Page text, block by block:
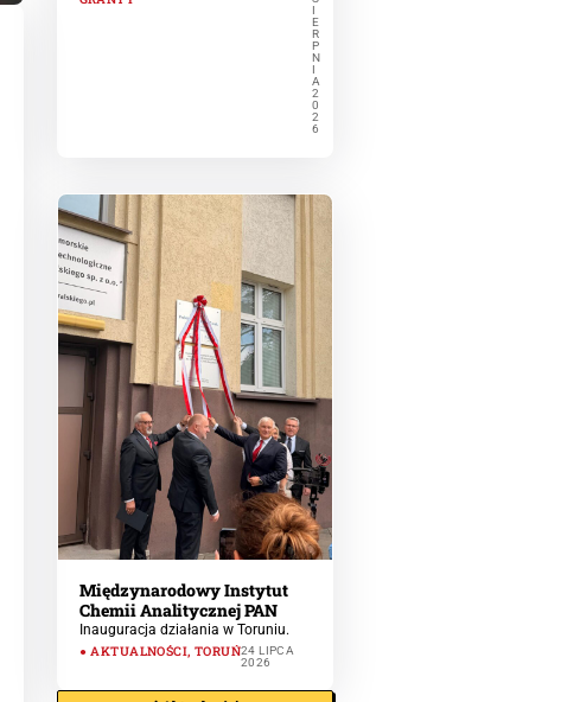
E
R
P
N
A
2
0
2
6
Międzynarodowy Instytut
Chemii Analitycznej PAN
Inauguracja działania w Toruniu.
AKTUALNOŚCI, TORUŃ24 LIPCA
2026